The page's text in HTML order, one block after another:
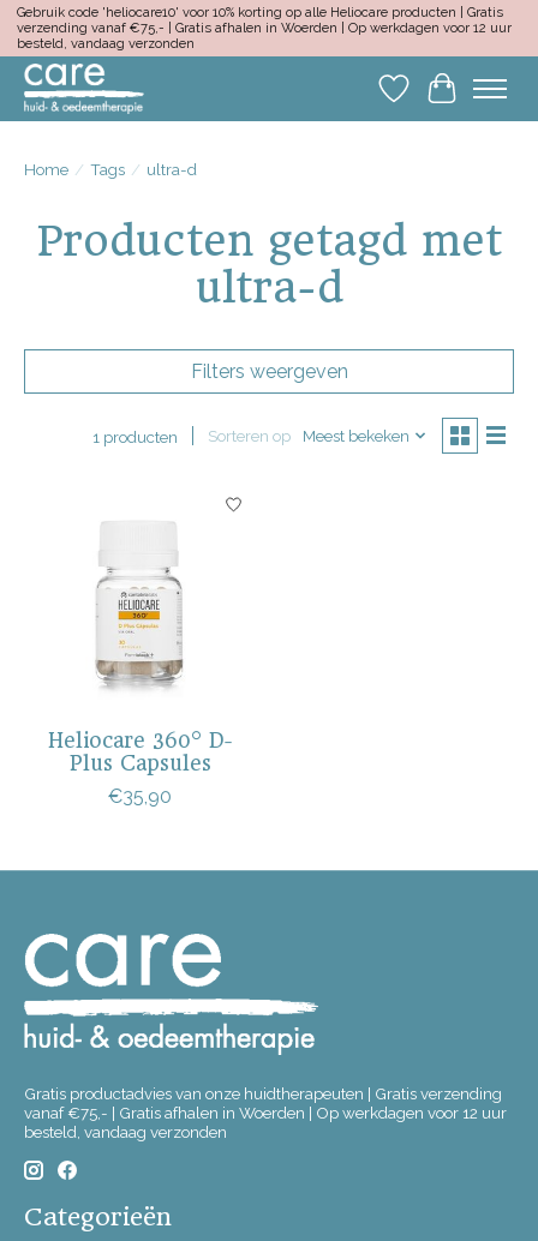
Gebruik code 'heliocare10' voor 10% korting op alle Heliocare producten | Gratis
verzending vanaf €75,- | Gratis afhalen in Woerden | Op werkdagen voor 12 uur
besteld, vandaag verzonden
Verlanglijst
Home / Tags / ultra-d
Producten getagd met
ultra-d
Filters weergeven
1 producten Sorteren op Meest bekeken
Heliocare 360° D-
Plus Capsules
€35,90
Gratis productadvies van onze huidtherapeuten | Gratis verzending
vanaf €75,- | Gratis afhalen in Woerden | Op werkdagen voor 12 uur
besteld, vandaag verzonden
Categorieën